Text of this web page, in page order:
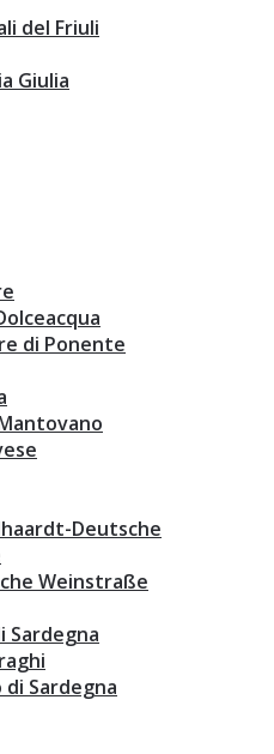
del Friuli
Giulia
di Ponente
Deutsche
Weinstraße
Sardegna
Sardegna